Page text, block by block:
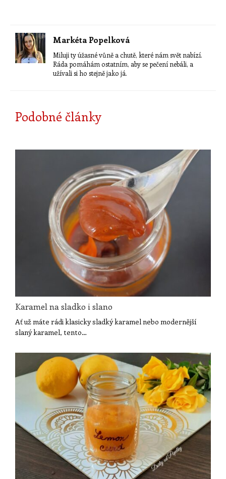
Markéta Popelková
Miluji ty úžasné vůně a chutě, které nám svět nabízí.
Ráda pomáhám ostatním, aby se pečení nebáli, a
užívali si ho stejně jako já.
Podobné články
Karamel na sladko i slano
Ať už máte rádi klasicky sladký karamel nebo modernější
slaný karamel, tento…